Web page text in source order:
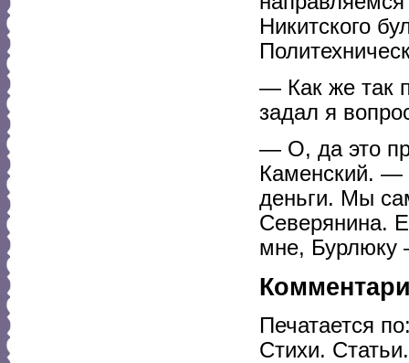
Никитского
— Как же так
задал я
— О, да это
Каменский. —
деньги. Мы
Северянина.
мне, Бурлюку
Печатается
Стихи.